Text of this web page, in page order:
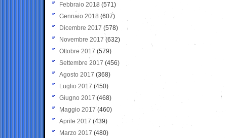
Febbraio 2018 (571)
Gennaio 2018 (607)
Dicembre 2017 (578)
Novembre 2017 (632)
Ottobre 2017 (579)
Settembre 2017 (456)
Agosto 2017 (368)
Luglio 2017 (450)
Giugno 2017 (468)
Maggio 2017 (460)
Aprile 2017 (439)
Marzo 2017 (480)